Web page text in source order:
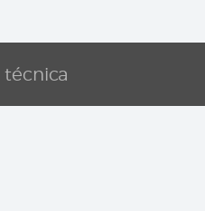
técnica